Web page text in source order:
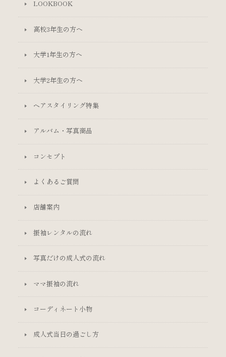
LOOKBOOK
高校3年生の方へ
大学1年生の方へ
大学2年生の方へ
ヘアスタイリング特集
アルバム・写真商品
コンセプト
よくあるご質問
店舗案内
振袖レンタルの流れ
写真だけの成人式の流れ
ママ振袖の流れ
コーディネート小物
成人式当日の過ごし方